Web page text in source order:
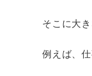
そこに大
例えば、